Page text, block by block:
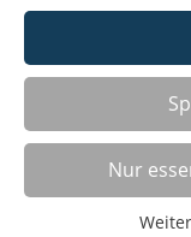
Angebote für:
Castrop-Rauxel
Nur